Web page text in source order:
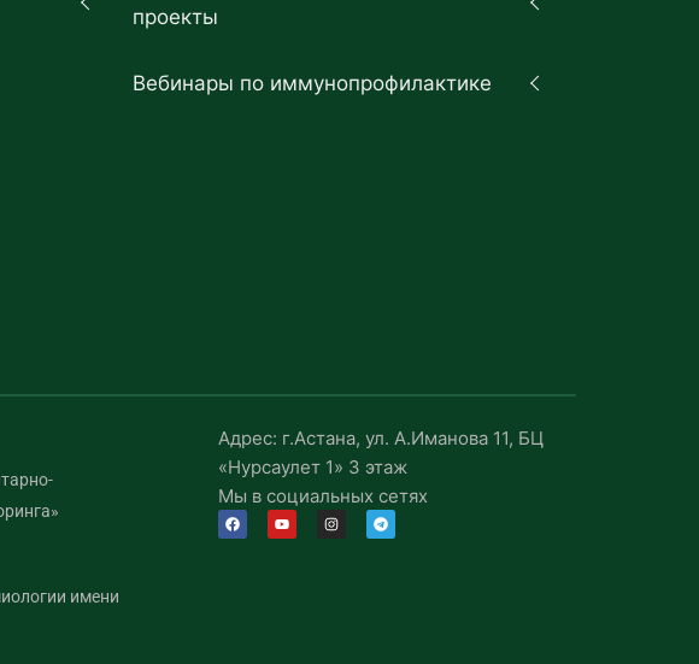
проекты
Вебинары по иммунопрофилактике
имени
Адрес: г.Астана, ул. А.Иманова 11, БЦ
«Нурсаулет 1» 3 этаж
Мы в социальных сетях